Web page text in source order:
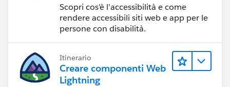
Scopri cos'è l'accessibilità e come
rendere accessibili siti web e app per le
persone con disabilità.
Itinerario
Creare componenti Web
Lightning